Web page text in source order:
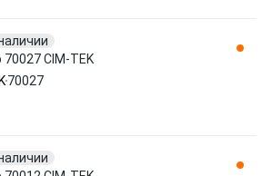
CIM-TEK
70027